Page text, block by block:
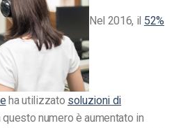
Nel 2016, il 52%
ha utilizzato soluzioni di
questo numero è aumentato in